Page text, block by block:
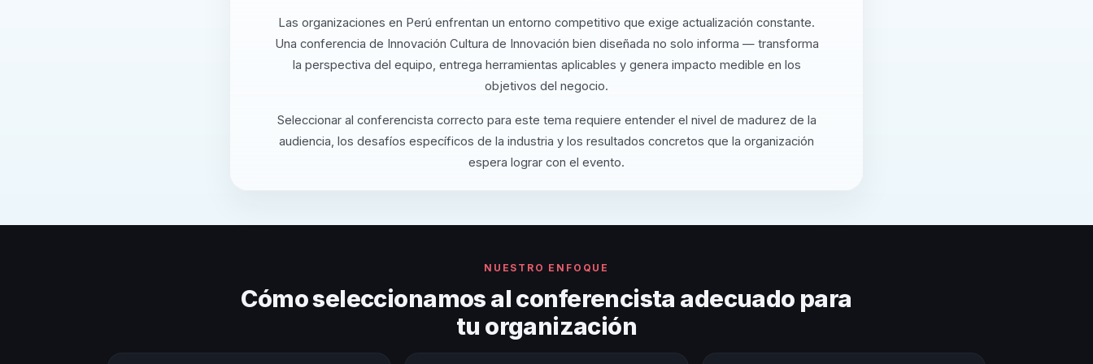
Las organizaciones en Perú enfrentan un entorno competitivo que exige actualización constante.
Una conferencia de Innovación Cultura de Innovación bien diseñada no solo informa — transforma
la perspectiva del equipo, entrega herramientas aplicables y genera impacto medible en los
objetivos del negocio.
Seleccionar al conferencista correcto para este tema requiere entender el nivel de madurez de la
audiencia, los desafíos específicos de la industria y los resultados concretos que la organización
espera lograr con el evento.
NUESTRO ENFOQUE
Cómo seleccionamos al conferencista adecuado para
tu organización